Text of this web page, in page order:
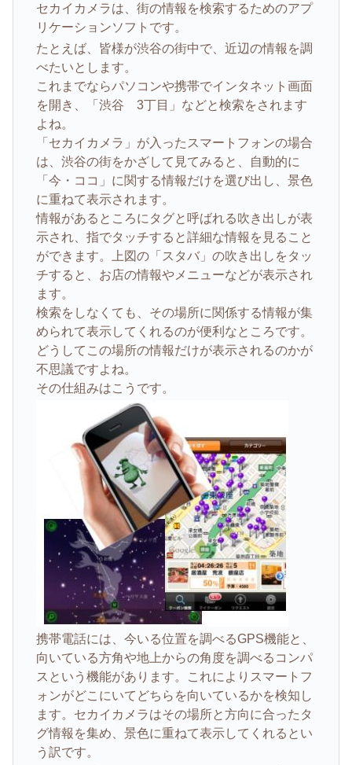
セカイカメラは、街の情報を検索するためのアプ
リケーションソフトです。
たとえば、皆様が渋谷の街中で、近辺の情報を調
べたいとします。
これまでならパソコンや携帯でインタネット画面
を開き、「渋谷 3丁目」などと検索をされます
よね。
「セカイカメラ」が入ったスマートフォンの場合
は、渋谷の街をかざして見てみると、自動的に
「今・ココ」に関する情報だけを選び出し、景色
に重ねて表示されます。
情報があるところにタグと呼ばれる吹き出しが表
示され、指でタッチすると詳細な情報を見ること
ができます。上図の「スタバ」の吹き出しをタッ
チすると、お店の情報やメニューなどが表示され
ます。
検索をしなくても、その場所に関係する情報が集
められて表示してくれるのが便利なところです。
どうしてこの場所の情報だけが表示されるのかが
不思議ですよね。
その仕組みはこうです。
携帯電話には、今いる位置を調べるGPS機能と、
向いている方角や地上からの角度を調べるコンパ
スという機能があります。これによりスマートフ
ォンがどこにいてどちらを向いているかを検知し
ます。セカイカメラはその場所と方向に合ったタ
グ情報を集め、景色に重ねて表示してくれるとい
う訳です。